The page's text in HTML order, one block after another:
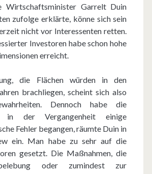
Wirtschaftsminister Garrelt Duin
zufolge erklärte, könne sich sein
nicht vor Interessenten retten.
Investoren habe schon hohe
erreicht.
die Flächen würden in den
brachliegen, scheint sich also
Dennoch habe die
in der Vergangenheit einige
Fehler begangen, räumte Duin in
ein. Man habe zu sehr auf die
gesetzt. Die Maßnahmen, die
oder zumindest zur